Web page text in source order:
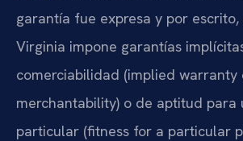
garantía fue expresa y por
Virginia impone garantías
comerciabilidad (implied warranty
merchantability) o de aptitud para
particular (fitness for a particular